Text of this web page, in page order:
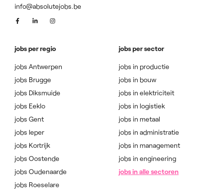
info@absolutejobs.be
jobs per regio
jobs Antwerpen
jobs Brugge
jobs Diksmuide
jobs Eeklo
jobs Gent
jobs Ieper
jobs Kortrijk
jobs Oostende
jobs Oudenaarde
jobs Roeselare
jobs per sector
jobs in productie
jobs in bouw
jobs in elektriciteit
jobs in logistiek
jobs in metaal
jobs in administratie
jobs in management
jobs in engineering
jobs in alle sectoren